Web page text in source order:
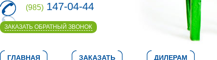
(985) 147-04-44
ЗАКАЗАТЬ ОБРАТНЫЙ ЗВОНОК
ГЛАВНАЯ ЗАКАЗАТЬ ДИЛЕРАМ